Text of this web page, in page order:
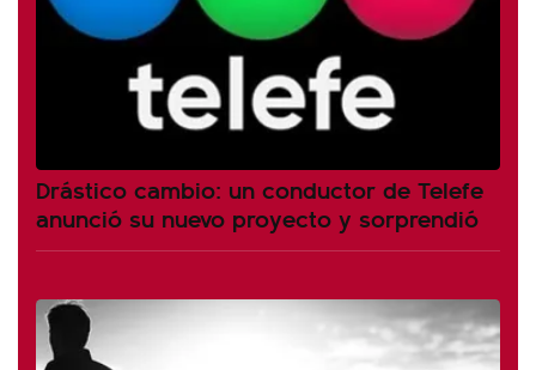
Drástico cambio: un conductor de Telefe
anunció su nuevo proyecto y sorprendió